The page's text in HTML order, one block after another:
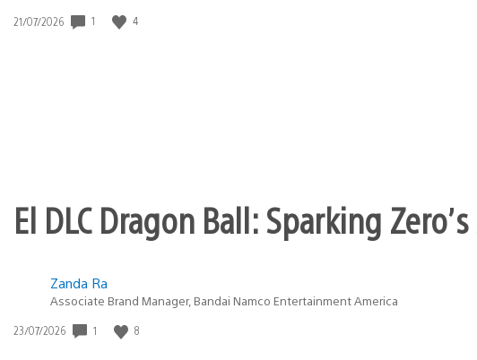
Fecha
21/07/2026 1 4
El DLC Dragon Ball: Sparking
Zanda Ra
Associate Brand Manager, Bandai Namco Entertainment America
Fecha
23/07/2026 1 8